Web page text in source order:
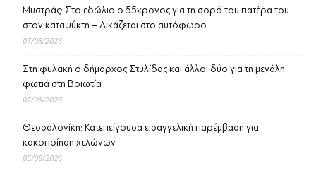
Μυστράς: Στο εδώλιο ο 55χρονος για τη σορό του πατέρα του
στον καταψύκτη – Δικάζεται στο αυτόφωρο
07/08/2026
Στη φυλακή ο δήμαρχος Στυλίδας και άλλοι δύο για τη μεγάλη
φωτιά στη Βοιωτία
07/08/2026
Θεσσαλονίκη: Κατεπείγουσα εισαγγελική παρέμβαση για
κακοποίηση χελώνων
05/08/2026